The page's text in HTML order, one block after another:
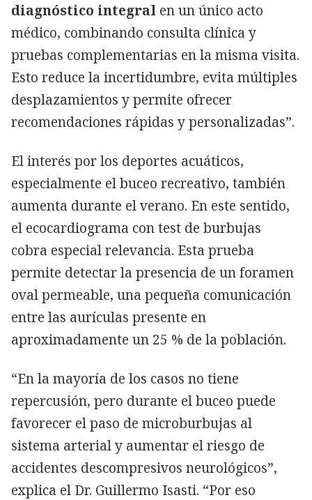
diagnóstico integral en un único acto
médico, combinando consulta clínica y
pruebas complementarias en la misma visita.
Esto reduce la incertidumbre, evita múltiples
desplazamientos y permite ofrecer
recomendaciones rápidas y personalizadas”.
El interés por los deportes acuáticos,
especialmente el buceo recreativo, también
aumenta durante el verano. En este sentido,
el ecocardiograma con test de burbujas
cobra especial relevancia. Esta prueba
permite detectar la presencia de un foramen
oval permeable, una pequeña comunicación
entre las aurículas presente en
aproximadamente un 25 % de la población.
“En la mayoría de los casos no tiene
repercusión, pero durante el buceo puede
favorecer el paso de microburbujas al
sistema arterial y aumentar el riesgo de
accidentes descompresivos neurológicos”,
explica el Dr. Guillermo Isasti. “Por eso